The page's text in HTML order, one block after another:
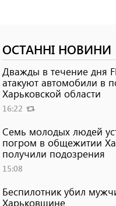
ОСТАННІ НОВИНИ
Дважды в течение дня
атакуют автомобили в
Харьковской области
16:22
Семь молодых людей
погром в общежитии
получили подозрения
15:08
Беспилотник убил
Харьковщине